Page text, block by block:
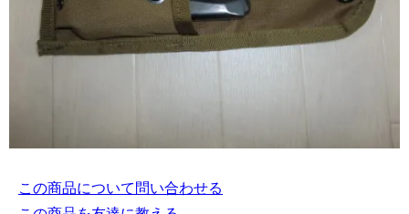
この商品について問い合わせる